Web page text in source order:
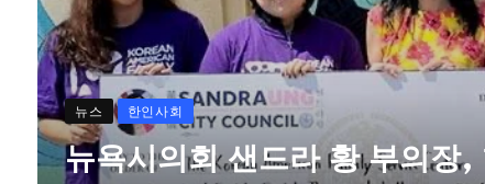
뉴스 한인사회
뉴욕시의회 샌드라 황 부의장,